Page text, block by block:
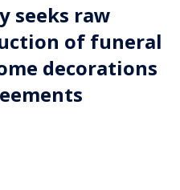
seeks raw
of funeral
decorations